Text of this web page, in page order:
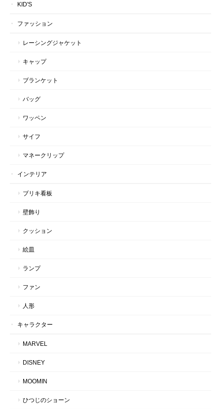
KID'S
ファッション
レーシングジャケット
キャップ
ブランケット
バッグ
ワッペン
サイフ
マネークリップ
インテリア
ブリキ看板
壁飾り
クッション
絵皿
ランプ
ファン
人形
キャラクター
MARVEL
DISNEY
MOOMIN
ひつじのショーン